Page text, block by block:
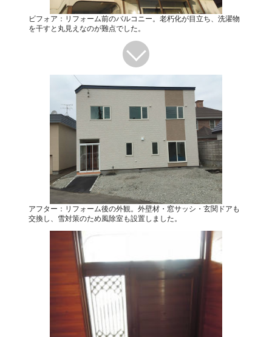
ビフォア：リフォーム前のバルコニー。老朽化が目立ち、洗濯物
を干すと丸見えなのが難点でした。
アフター：リフォーム後の外観。外壁材・窓サッシ・玄関ドアも
交換し、雪対策のため風除室も設置しました。